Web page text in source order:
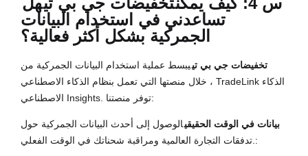
تساعدني في استخدام البيانات
الجمركية بشكل أكثر فعالية؟
تخفيضات جي بي تييبسط عملية استخدام البيانات الجمركية من
خلال منصتها التي تعمل بنظام الذكاء الاصطناعي ، TradeLink الذكاء
الاصطناعي Insights. توفر منصتنا:
بيانات في الوقت الحقيقيالوصول إلى أحدث البيانات الجمركية حول
تدفقات التجارة العالمية ومراقبة شحناتك في الوقت الفعلي.: